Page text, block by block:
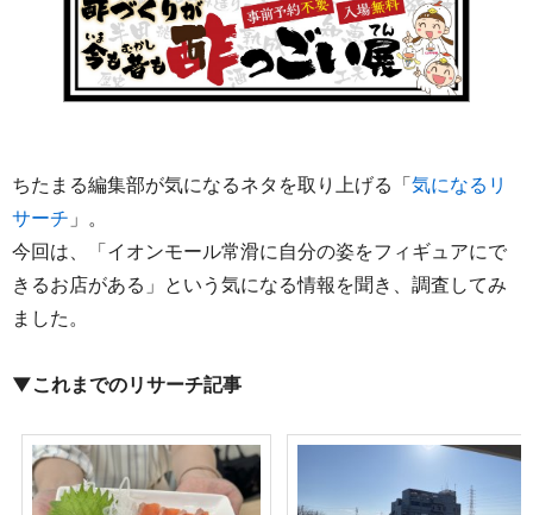
ちたまる編集部が気になるネタを取り上げる「気になるリ
サーチ 」。
今回は、「イオンモール常滑に自分の姿をフィギュアにで
きるお店がある」という気になる情報を聞き、調査してみ
ました。
▼これまでのリサーチ記事